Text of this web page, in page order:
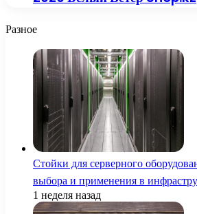
Разное
Стойки для серверного
выбора и применения в
1 неделя назад